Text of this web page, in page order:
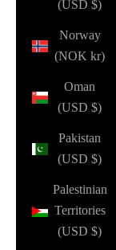
(USD $)
Norway
(NOK kr)
Oman
(USD $)
Pakistan
(USD $)
Palestinian
Territories
(USD $)